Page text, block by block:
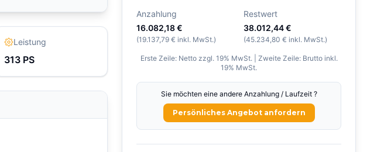
Leistung
313 PS
Anzahlung
16.082,18 €
(19.137,79 € inkl. MwSt.)
Restwert
38.012,44 €
(45.234,80 € inkl. MwSt.)
Erste Zeile: Netto zzgl. 19% MwSt. | Zweite Zeile: Brutto inkl.
19% MwSt.
Sie möchten eine andere Anzahlung / Laufzeit ?
Persönliches Angebot anfordern